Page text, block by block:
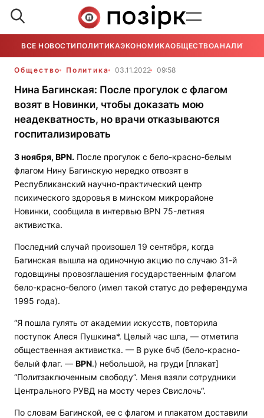
ВСЕ НОВОСТИ ПОЛИТИКАЭКОНОМИКАОБЩЕСТВОАНАЛИТИКА
Общество Политика 03.11.2022 09:58
Нина Багинская: После прогулок с флагом
возят в Новинки, чтобы доказать мою
неадекватность, но врачи отказываются
госпитализировать
3ноября, BPN. После прогулок с бело-красно-белым
флагом Нину Багинскую нередко отвозят в
Республиканский научно-практический центр
психического здоровья в минском микрорайоне
Новинки, сообщила в интервью BPN 75-летняя
активистка.
Последний случай произошел 19 сентября, когда
Багинская вышла на одиночную акцию по случаю 31-й
годовщины провозглашения государственным флагом
бело-красно-белого (имел такой статус до референдума
1995 года).
“Я пошла гулять от академии искусств, повторила
поступок Алеся Пушкина*. Целый час шла, — отметила
общественная активистка. — В руке бчб (бело-красно-
белый флаг. — BPN.) небольшой, на груди [плакат]
“Политзаключенным свободу“. Меня взяли сотрудники
Центрального РУВД на мосту через Свислочь“.
По словам Багинской, ее с флагом и плакатом доставили